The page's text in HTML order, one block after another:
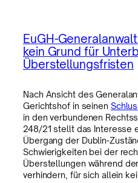
EuGH-
kein Grund für
Überstellungsfristen
Nach Ansicht des
Gerichtshof in seinen
in den verbundenen
248/21 stellt das Interesse
Übergang der Dublin-
Schwierigkeiten bei der
Überstellungen während der
verhindern, für sich allein